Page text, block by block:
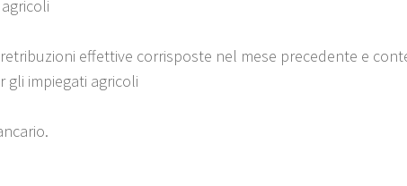
effettive corrisposte nel mese precedente e
gli impiegati agricoli